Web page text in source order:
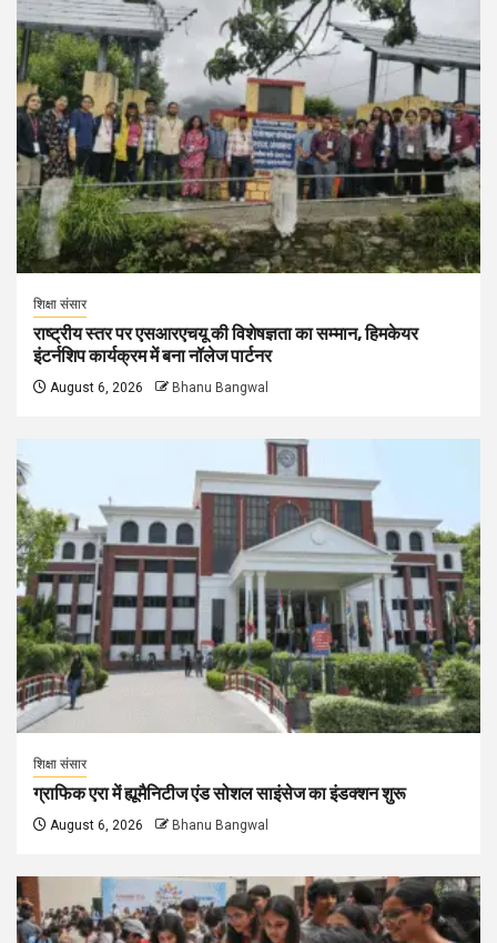
शिक्षा संसार
राष्ट्रीय स्तर पर एसआरएचयू की विशेषज्ञता का सम्मान, हिमकेयर
इंटर्नशिप कार्यक्रम में बना नॉलेज पार्टनर
August 6, 2026 Bhanu Bangwal
शिक्षा संसार
ग्राफिक एरा में ह्यूमैनिटीज एंड सोशल साइंसेज का इंडक्शन शुरू
August 6, 2026 Bhanu Bangwal